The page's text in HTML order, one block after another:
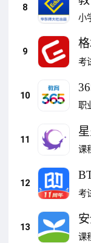
8
小
9
考
10
职
11
课
12
华
考
13
课